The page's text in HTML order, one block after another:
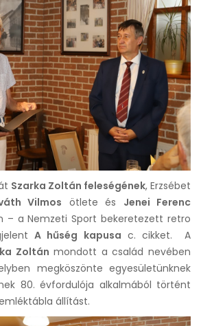
Szarka Zoltán feleségének, Erzsébet
Vilmos ötlete és Jenei Ferenc
– a Nemzeti Sport bekeretezett retro
A hűség kapusa c. cikket. A
Zoltán mondott a család nevében
megköszönte egyesületünknek
80. évfordulója alkalmából történt
állítást.